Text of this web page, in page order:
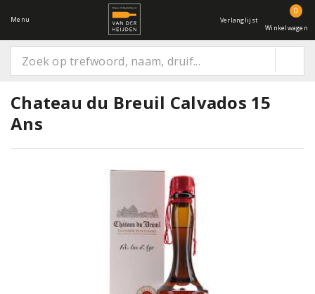
Menu Verlanglijst
0
Winkelwagen
Chateau du Breuil Calvados 15
Ans